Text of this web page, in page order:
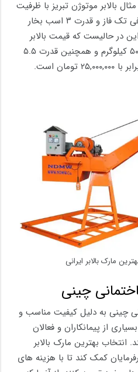
بالابر موتوژن تبریز با ظرفیت
اسمی ۳۵۰ کیلوگرم و برقی مصرفی تک فاز و قدرت ۳ اسب بخار
است. این در حالیست که قیمت بالابر
موتوژن تبریز با ظرفیت اسمی ۵۰۰ کیلوگرم و همچنین قدرت ۵.۵
است.
مارک بالابر ایرانی
چینی
چینی به دلیل کیفیت مناسب و
از پیمانکاران و فعالان
بهترین مارک بالابر
کمک کند تا با هزینه های